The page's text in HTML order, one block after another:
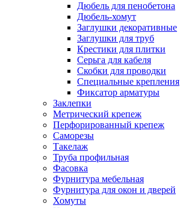
Дюбель для пенобетона
Дюбель-хомут
Заглушки декоративные
Заглушки для труб
Крестики для плитки
Серьга для кабеля
Скобки для проводки
Специальные крепления
Фиксатор арматуры
Заклепки
Метрический крепеж
Перфорированный крепеж
Саморезы
Такелаж
Труба профильная
Фасовка
Фурнитура мебельная
Фурнитура для окон и дверей
Хомуты